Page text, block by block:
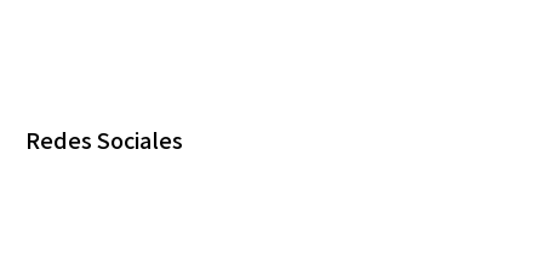
Redes Sociales